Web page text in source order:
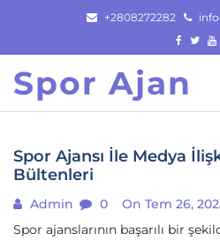
content
+2808272282
Spor Ajan
Spor Ajansı İle Medya
Bültenleri
Admin 0
On Tem 26,
Spor ajanslarının başarılı bir